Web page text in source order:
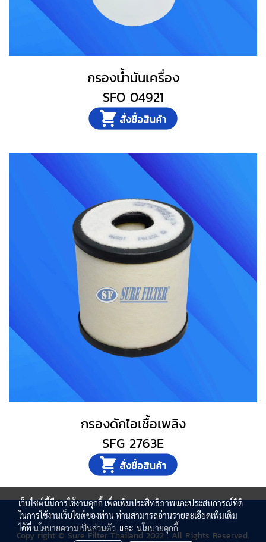
กรองน้ำมันเครื่อง
SFO 04921
กรองดักไอเชื้อเพลิง
SFG 2763E
Copy right © Sure Filter Thailand 2022 . All Rights Reserved.
เว็บไซต์นี้มีการใช้งานคุกกี้ เพื่อเพิ่มประสิทธิภาพและประสบการณ์ที่ดี
ในการใช้งานเว็บไซต์ของท่าน ท่านสามารถอ่านรายละเอียดเพิ่มเติม
ได้ที่นโยบายความเป็นส่วนตัว และ นโยบายคุกกี้